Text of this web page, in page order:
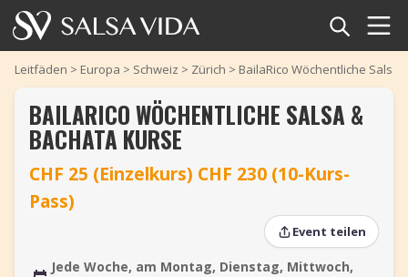
Startseite
Veranstaltungen
Artikel
Leitfäden > Europa > Schweiz > Zürich > BailaRico Wöchentliche Salsa
‹
‹
BAILARICO WÖCHENTLICHE SALSA &
BACHATA KURSE
CHF 25 (Einzelkurs) CHF 230 (10-Kurs-
Pass)
Event teilen
Jede Woche, am Montag, Dienstag, Mittwoch,